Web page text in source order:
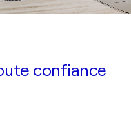
confiance